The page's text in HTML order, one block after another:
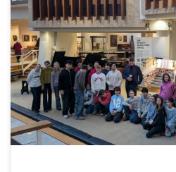
Am 20. Februar besuchte die
Musikinstrumentenmuseum in
Eindrücke schildern Luise und